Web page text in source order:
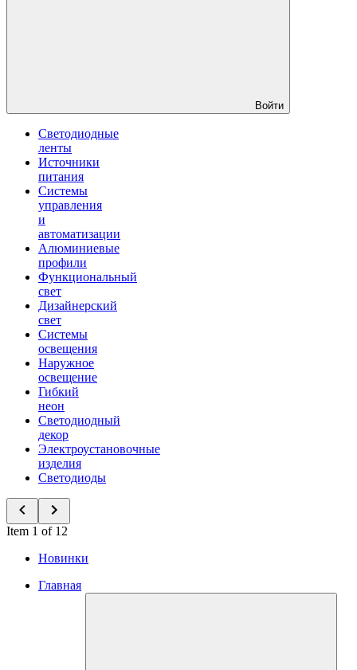
Войти
Светодиодные
ленты
Источники
питания
Системы
управления
и
автоматизации
Алюминиевые
профили
Функциональный
свет
Дизайнерский
свет
Системы
освещения
Наружное
освещение
Гибкий
неон
Светодиодный
декор
Электроустановочные
изделия
Светодиоды
Item 1 of 12
Новинки
Главная